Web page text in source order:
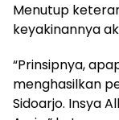
Menutup
keyakinannya
“Prinsipnya,
menghasilkan
Sidoarjo. Insya